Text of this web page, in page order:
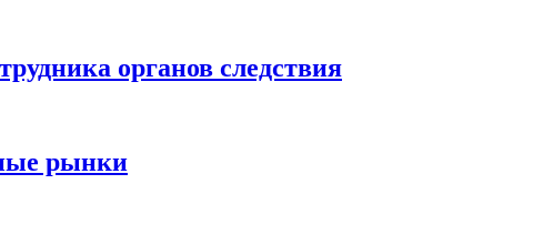
органов следствия
рынки